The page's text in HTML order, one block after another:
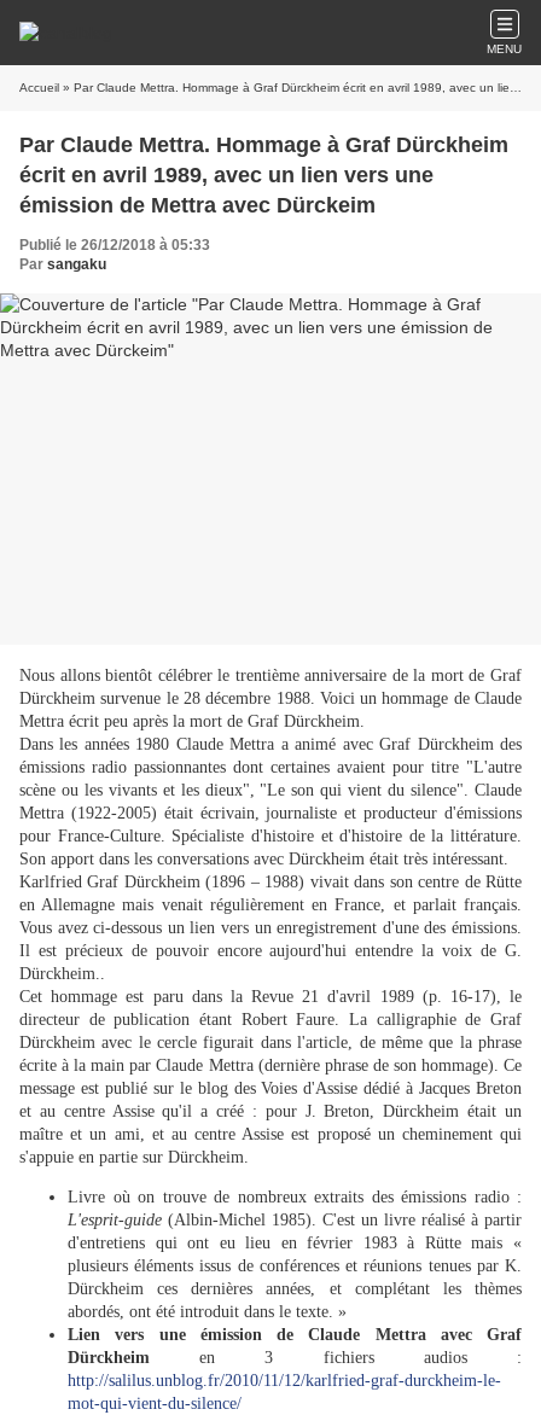
MENU
Accueil » Par Claude Mettra. Hommage à Graf Dürckheim écrit en avril 1989, avec un lien vers une émission de Mettra avec Dürckeim
Par Claude Mettra. Hommage à Graf Dürckheim
écrit en avril 1989, avec un lien vers une
émission de Mettra avec Dürckeim
Publié le 26/12/2018 à 05:33
Par sangaku
Nous allons bientôt célébrer le trentième anniversaire de la mort de Graf
Dürckheim survenue le 28 décembre 1988. Voici un hommage de Claude
Mettra écrit peu après la mort de Graf Dürckheim.
Dans les années 1980 Claude Mettra a animé avec Graf Dürckheim des
émissions radio passionnantes dont certaines avaient pour titre "L'autre
scène ou les vivants et les dieux", "Le son qui vient du silence". Claude
Mettra (1922-2005) était écrivain, journaliste et producteur d'émissions
pour France-Culture. Spécialiste d'histoire et d'histoire de la littérature.
Son apport dans les conversations avec Dürckheim était très intéressant.
Karlfried Graf Dürckheim (1896 – 1988) vivait dans son centre de Rütte
en Allemagne mais venait régulièrement en France, et parlait français.
Vous avez ci-dessous un lien vers un enregistrement d'une des émissions.
Il est précieux de pouvoir encore aujourd'hui entendre la voix de G.
Dürckheim..
Cet hommage est paru dans la Revue 21 d'avril 1989 (p. 16-17), le
directeur de publication étant Robert Faure. La calligraphie de Graf
Dürckheim avec le cercle figurait dans l'article, de même que la phrase
écrite à la main par Claude Mettra (dernière phrase de son hommage). Ce
message est publié sur le blog des Voies d'Assise dédié à Jacques Breton
et au centre Assise qu'il a créé : pour J. Breton, Dürckheim était un
maître et un ami, et au centre Assise est proposé un cheminement qui
s'appuie en partie sur Dürckheim.
Livre où on trouve de nombreux extraits des émissions radio :
L'esprit-guide (Albin-Michel 1985). C'est un livre réalisé à partir
d'entretiens qui ont eu lieu en février 1983 à Rütte mais «
plusieurs éléments issus de conférences et réunions tenues par K.
Dürckheim ces dernières années, et complétant les thèmes
abordés, ont été introduit dans le texte. »
Lien vers une émission de Claude Mettra avec Graf
Dürckheim en 3 fichiers audios :
http://salilus.unblog.fr/2010/11/12/karlfried-graf-durckheim-le-
mot-qui-vient-du-silence/